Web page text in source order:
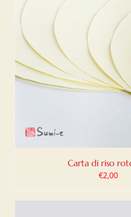
Carta di riso
€2,00